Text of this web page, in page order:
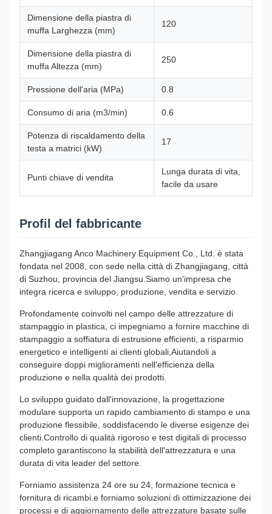
Dimensione della piastra di
muffa Larghezza (mm)
120
Dimensione della piastra di
muffa Altezza (mm)
250
Pressione dell'aria (MPa) 0.8
Consumo di aria (m3/min) 0.6
Potenza di riscaldamento della
testa a matrici (kW)
17
Punti chiave di vendita
Lunga durata di vita,
facile da usare
Profil del fabbricante
Zhangjiagang Anco Machinery Equipment Co., Ltd. è stata
fondata nel 2008, con sede nella città di Zhangjiagang, città
di Suzhou, provincia del Jiangsu.Siamo un'impresa che
integra ricerca e sviluppo, produzione, vendita e servizio.
Profondamente coinvolti nel campo delle attrezzature di
stampaggio in plastica, ci impegniamo a fornire macchine di
stampaggio a soffiatura di estrusione efficienti, a risparmio
energetico e intelligenti ai clienti globali,Aiutandoli a
conseguire doppi miglioramenti nell'efficienza della
produzione e nella qualità dei prodotti.
Lo sviluppo guidato dall'innovazione, la progettazione
modulare supporta un rapido cambiamento di stampo e una
produzione flessibile, soddisfacendo le diverse esigenze dei
clienti.Controllo di qualità rigoroso e test digitali di processo
completo garantiscono la stabilità dell'attrezzatura e una
durata di vita leader del settore.
Forniamo assistenza 24 ore su 24, formazione tecnica e
fornitura di ricambi.e forniamo soluzioni di ottimizzazione dei
processi e di aggiornamento delle attrezzature basate sulle